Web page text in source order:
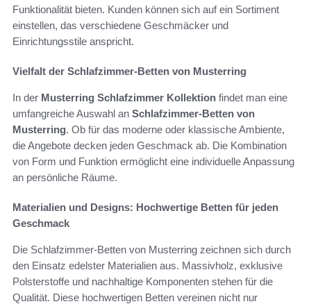
Funktionalität bieten. Kunden können sich auf ein Sortiment
einstellen, das verschiedene Geschmäcker und
Einrichtungsstile anspricht.
Vielfalt der Schlafzimmer-Betten von Musterring
In der Musterring Schlafzimmer Kollektion findet man eine
umfangreiche Auswahl an Schlafzimmer-Betten von
Musterring. Ob für das moderne oder klassische Ambiente,
die Angebote decken jeden Geschmack ab. Die Kombination
von Form und Funktion ermöglicht eine individuelle Anpassung
an persönliche Räume.
Materialien und Designs: Hochwertige Betten für jeden
Geschmack
Die Schlafzimmer-Betten von Musterring zeichnen sich durch
den Einsatz edelster Materialien aus. Massivholz, exklusive
Polsterstoffe und nachhaltige Komponenten stehen für die
Qualität. Diese hochwertigen Betten vereinen nicht nur